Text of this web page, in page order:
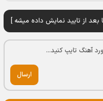
بعد از تایید نمایش داده میشه ]
ارسال